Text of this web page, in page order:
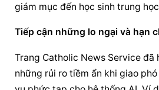
giám mục đến học sinh trung
Tiếp cận những lo ngại và hạn
Trang Catholic News Service đã
những rủi ro tiềm ẩn khi giao